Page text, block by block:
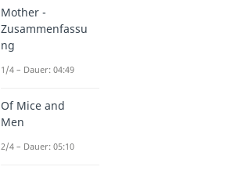
Mother -
Zusammenfassu
ng
1/4 – Dauer: 04:49
Of Mice and
Men
2/4 – Dauer: 05:10